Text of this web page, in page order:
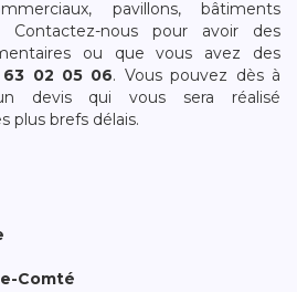
pavillons, bâtiments
Contactez-nous pour avoir des
ou que vous avez des
02 05 06. Vous pouvez dès à
devis qui vous sera réalisé
plus brefs délais.
Comté